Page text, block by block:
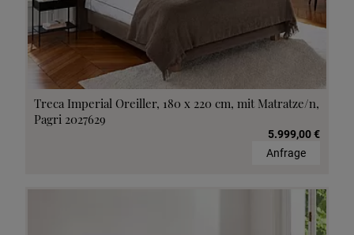
Treca Imperial Oreiller, 180 x 220 cm, mit Matratze/n,
Pagri 2027629
5.999,00 €
Anfrage